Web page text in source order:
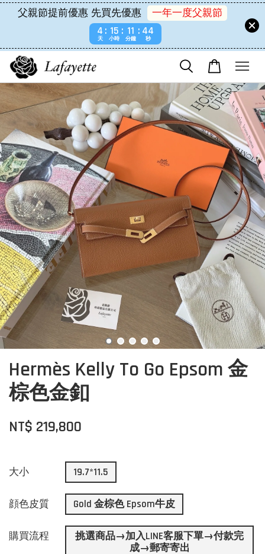
父親節提前優惠 先買先優惠
一年一度父親節
4
天
15
小時
11
分鐘
43
秒
Hermès Kelly To Go Epsom 金
棕色金釦
NT$ 219,800
大小 19.7*11.5
顔色皮質 Gold 金棕色 Epsom牛皮
購買流程
挑選商品→加入LINE客服下單→付款完
成→郵寄寄出